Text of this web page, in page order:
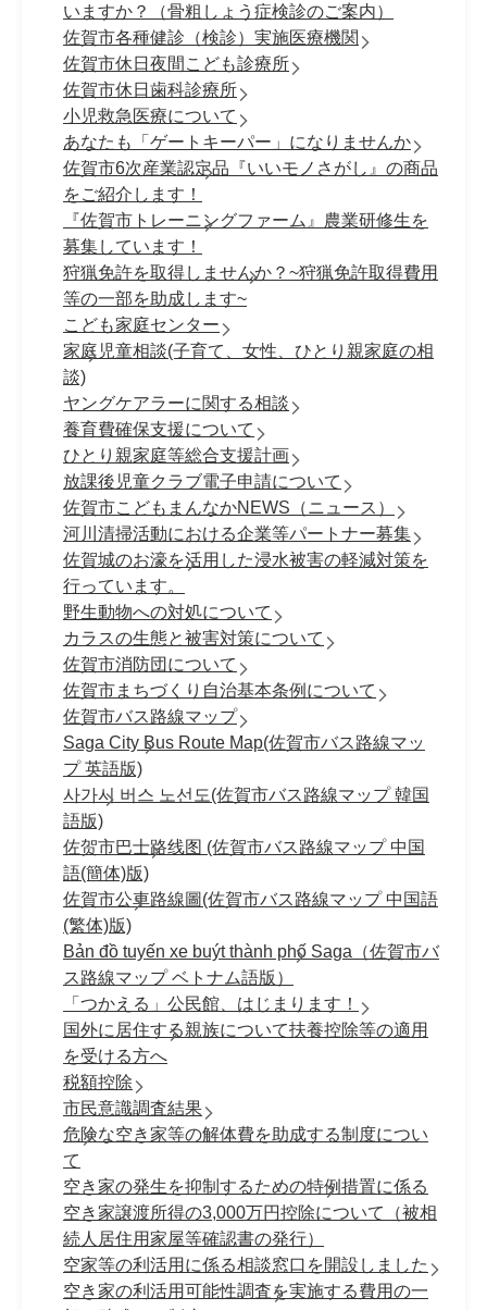
いますか？（骨粗しょう症検診のご案内）
佐賀市各種健診（検診）実施医療機関
佐賀市休日夜間こども診療所
佐賀市休日歯科診療所
小児救急医療について
あなたも「ゲートキーパー」になりませんか
佐賀市6次産業認定品『いいモノさがし』の商品
をご紹介します！
『佐賀市トレーニングファーム』農業研修生を
募集しています！
狩猟免許を取得しませんか？~狩猟免許取得費用
等の一部を助成します~
こども家庭センター
家庭児童相談(子育て、女性、ひとり親家庭の相
談)
ヤングケアラーに関する相談
養育費確保支援について
ひとり親家庭等総合支援計画
放課後児童クラブ電子申請について
佐賀市こどもまんなかNEWS（ニュース）
河川清掃活動における企業等パートナー募集
佐賀城のお濠を活用した浸水被害の軽減対策を
行っています。
野生動物への対処について
カラスの生態と被害対策について
佐賀市消防団について
佐賀市まちづくり自治基本条例について
佐賀市バス路線マップ
Saga City Bus Route Map(佐賀市バス路線マッ
プ 英語版)
사가시 버스 노선도(佐賀市バス路線マップ 韓国
語版)
佐贺市巴士路线图 (佐賀市バス路線マップ 中国
語(簡体)版)
佐賀市公車路線圖(佐賀市バス路線マップ 中国語
(繁体)版)
Bản đồ tuyến xe buýt thành phố Saga（佐賀市バ
ス路線マップ ベトナム語版）
「つかえる」公民館、はじまります！
国外に居住する親族について扶養控除等の適用
を受ける方へ
税額控除
市民意識調査結果
危険な空き家等の解体費を助成する制度につい
て
空き家の発生を抑制するための特例措置に係る
空き家譲渡所得の3,000万円控除について（被相
続人居住用家屋等確認書の発行）
空家等の利活用に係る相談窓口を開設しました
空き家の利活用可能性調査を実施する費用の一